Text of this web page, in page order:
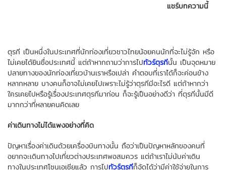
แชร์บทความนี้
ตุรกี เป็นหนึ่งในประเทศที่นักท่องเที่ยวชาวไทยน้อยคนนักที่จะไม่รู้จัก หรือ
ไม่เคยได้ยินชื่อประเทศนี้ แต่ถ้าหากถามว่าการไปทัวร์ตุรกีนั้น เป็นจุดหมาย
ปลายทางของนักท่องเที่ยวบ้านเราหรือเปล่า คำตอบที่เราได้ก็จะค่อนข้าง
หลากหลาย บางคนก็อาจไม่เคยไปเพราะไม่รู้ว่าตุรกีมีอะไรดี แต่ถ้าหากว่า
ใครเคยไปหรือรู้เรื่องประเทศตุรกีมาก่อน ก็จะรู้เป็นอย่างดีว่า ที่ตุรกีนั้นมีดี
มากกว่าที่หลายคนคิดเลย
ค่าเดินทางไม่ได้แพงอย่างที่คิด
ปัญหาเรื่องค่าเดินด้วยเครื่องบินทางนั้น ถือว่าเป็นปัญหาหลักของคนที่
อยากจะเดินทางไปเที่ยวต่างประเทศพอสมควร แต่ถ้าเราไม่นับค่าเดิน
ทางในประเทศโซนเอเชียแล้ว การไปทัวร์ตุรกีก็จัดได้ว่ามีค่าใช้จ่ายในการ